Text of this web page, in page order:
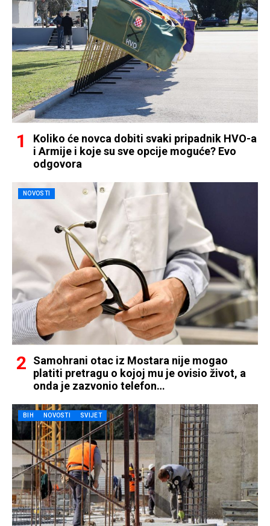
Koliko će novca dobiti svaki pripadnik HVO-a
i Armije i koje su sve opcije moguće? Evo
odgovora
NOVOSTI
Samohrani otac iz Mostara nije mogao
platiti pretragu o kojoj mu je ovisio život, a
onda je zazvonio telefon…
BIH NOVOSTI SVIJET